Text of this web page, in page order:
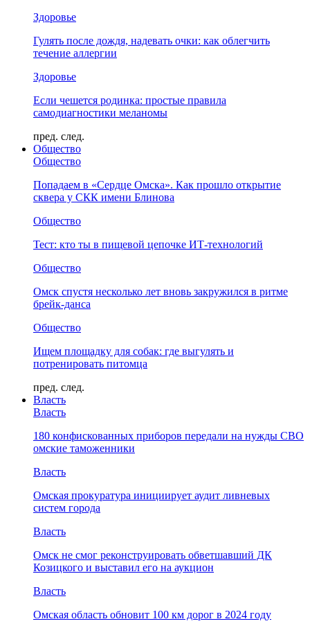
Здоровье
Гулять после дождя, надевать очки: как облегчить
течение аллергии
Здоровье
Если чешется родинка: простые правила
самодиагностики меланомы
пред. след.
Общество
Общество
Попадаем в «Сердце Омска». Как прошло открытие
сквера у СКК имени Блинова
Общество
Тест: кто ты в пищевой цепочке ИТ-технологий
Общество
Омск спустя несколько лет вновь закружился в ритме
брейк-данса
Общество
Ищем площадку для собак: где выгулять и
потренировать питомца
пред. след.
Власть
Власть
180 конфискованных приборов передали на нужды СВО
омские таможенники
Власть
Омская прокуратура инициирует аудит ливневых
систем города
Власть
Омск не смог реконструировать обветшавший ДК
Козицкого и выставил его на аукцион
Власть
Омская область обновит 100 км дорог в 2024 году